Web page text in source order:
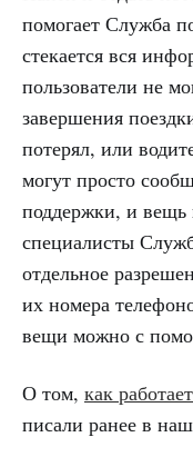
помогает Служба
стекается вся
пользователи не
завершения
потерял, или
могут просто
поддержки, и вещь
специалисты
отдельное
их номера
вещи можно с
О том, как
писали ранее в